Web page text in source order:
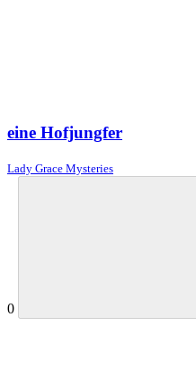
eine Hofjungfer
Lady Grace Mysteries
0